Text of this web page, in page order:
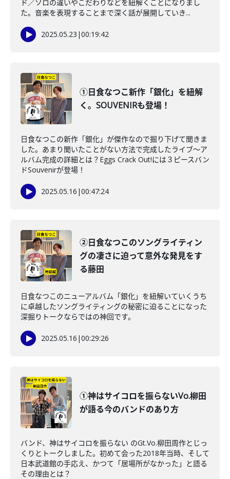
ド／ソロの違いやこだわりなどを紐解くことになりまし
た。音楽を表現することまで深く話が展開していき...
2025.05.23 |00:19:42
①日食なつこ新作「銀化」を紐解
く。SOUVENIRも登場！
日食なつこの新作「銀化」が傑作なので掘り下げて聞きま
した。あまり聞いたことがない方法で完成したライブ〜ア
ルバム完成の詳細とは？Eggs Crack Out!には３ピースバン
ドSouvenirが登場！
2025.05.16 |00:47:24
②日食なつこのソングライティン
グの凄さに迫って意外な発見をす
る藤田
日食なつこのニューアルバム「銀化」を紐解いていくうち
に卓越したソングライティングの秘密に迫ることになった
深掘りトークならではの神回です。
2025.05.16 |00:29:26
①神はサイコロを振らないVo.柳田
が語る今のバンドのあり方
バンド、神はサイコロを振らない のGt.Vo.柳田周作とじっ
くりとトークしました。初めて会った2018年当時、そして
日本武道館の手応え、かつて「居場所がなかった」と語る
その理由とは？